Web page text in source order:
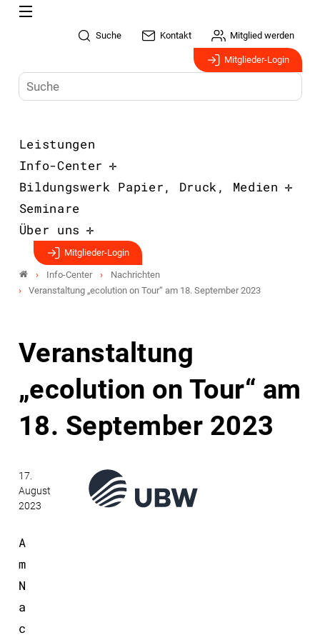
Suche Kontakt Mitglied werden
Mitglieder-Login
Leistungen
Info-Center
Bildungswerk Papier, Druck, Medien
Seminare
Über uns
Mitglieder-Login
Info-Center
Nachrichten
Veranstaltung „ecolution on Tour“ am 18. September 2023
Veranstaltung
„ecolution on Tour“ am
18. September 2023
17.
August
2023
A
m
N
a
c